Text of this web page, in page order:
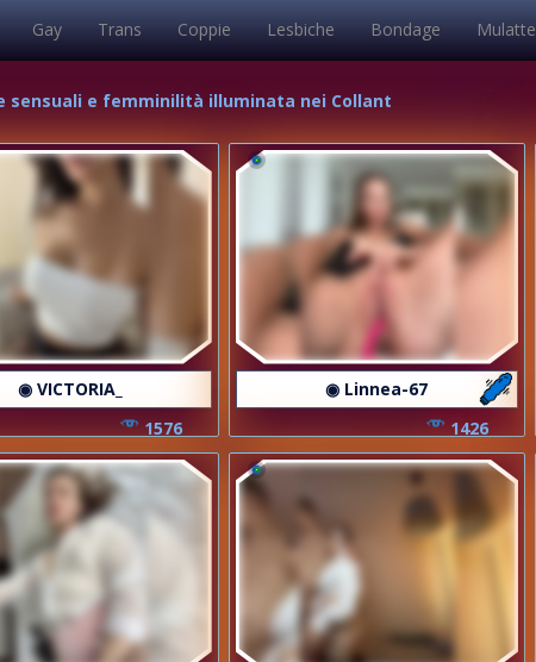
Gay Trans Coppie Lesbiche Bondage Mulatte
sensuali e femminilità illuminata nei Collant
◉ VICTORIA_
1576
◉ Linnea-67
1426